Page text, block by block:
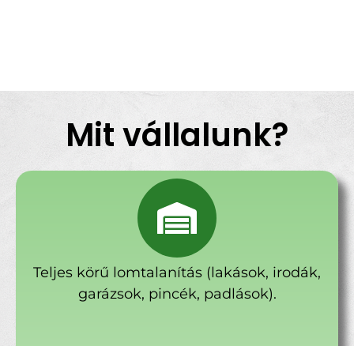
Mit vállalunk?
Teljes körű lomtalanítás (lakások, irodák,
garázsok, pincék, padlások).